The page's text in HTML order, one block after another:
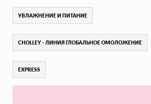
УВЛАЖНЕНИЕ И ПИТАНИЕ
CHOLLEY - ЛИНИЯ ГЛОБАЛЬНОЕ ОМОЛОЖЕНИЕ
EXPRESS